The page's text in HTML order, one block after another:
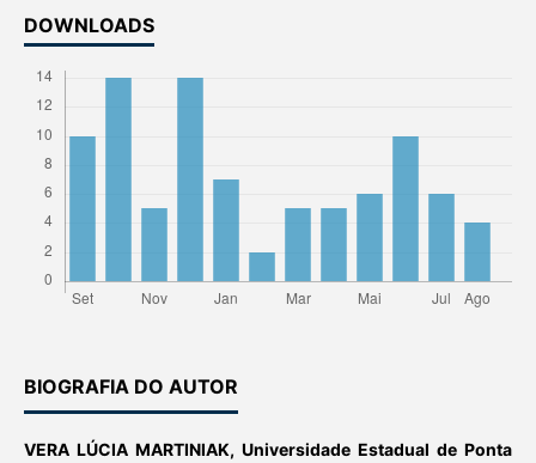
DOWNLOADS
BIOGRAFIA DO AUTOR
VERA LÚCIA MARTINIAK, Universidade Estadual de Ponta